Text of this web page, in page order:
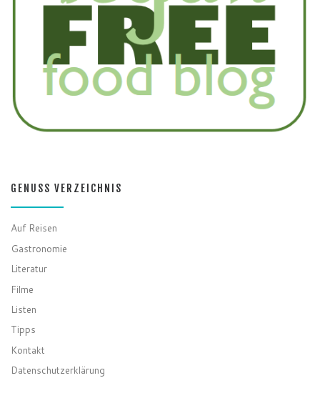
GENUSS VERZEICHNIS
Auf Reisen
Gastronomie
Literatur
Filme
Listen
Tipps
Kontakt
Datenschutzerklärung